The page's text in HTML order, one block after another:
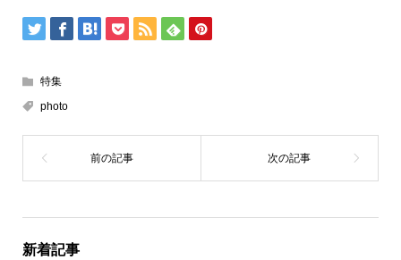
特集
photo
新着記事